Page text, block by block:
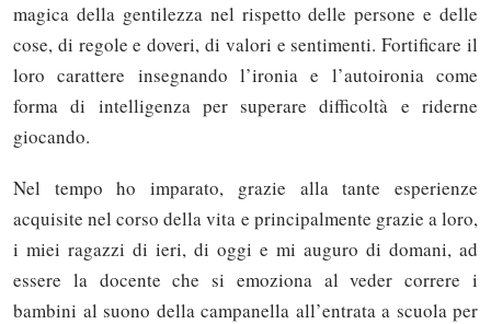
magica della gentilezza nel rispetto delle persone e delle
cose, di regole e doveri, di valori e sentimenti. Fortificare il
loro carattere insegnando l’ironia e l’autoironia come
forma di intelligenza per superare difficoltà e riderne
giocando.
Nel tempo ho imparato, grazie alla tante esperienze
acquisite nel corso della vita e principalmente grazie a loro,
i miei ragazzi di ieri, di oggi e mi auguro di domani, ad
essere la docente che si emoziona al veder correre i
bambini al suono della campanella all’entrata a scuola per